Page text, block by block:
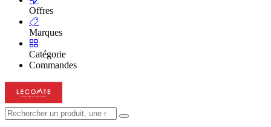
Offres
Marques
Catégorie
Commandes